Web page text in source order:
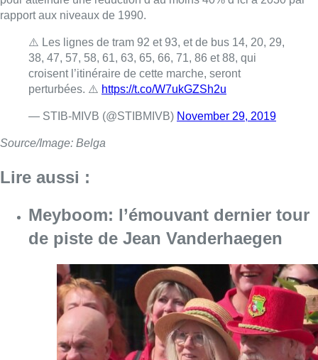
rapport aux niveaux de 1990.
⚠️ Les lignes de tram 92 et 93, et de bus 14, 20, 29,
38, 47, 57, 58, 61, 63, 65, 66, 71, 86 et 88, qui
croisent l’itinéraire de cette marche, seront
perturbées. ⚠️ https://t.co/W7ukGZSh2u
— STIB-MIVB (@STIBMIVB) November 29, 2019
Source/Image: Belga
Lire aussi :
Meyboom: l’émouvant dernier tour
de piste de Jean Vanderhaegen